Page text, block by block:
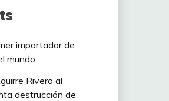
importador de
mundo
Rivero al
destrucción de